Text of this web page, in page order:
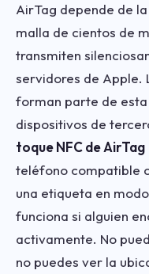
AirTag depende de
malla de cientos de
transmiten
servidores de Apple.
forman parte de
dispositivos de
toque NFC de AirTag
teléfono compatible
una etiqueta en
funciona si alguien
activamente. No
no puedes ver la